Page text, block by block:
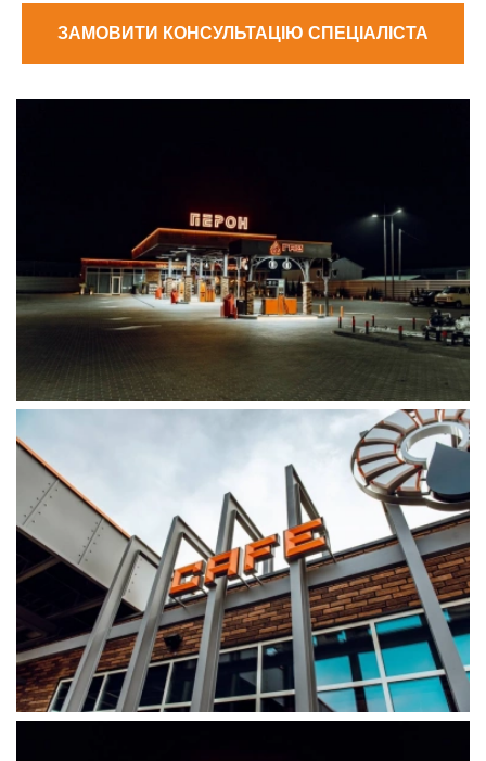
ЗАМОВИТИ КОНСУЛЬТАЦІЮ СПЕЦІАЛІСТА